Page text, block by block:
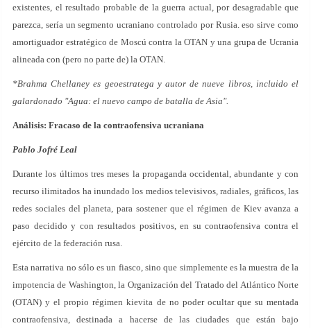
existentes, el resultado probable de la guerra actual, por desagradable que
parezca, sería un segmento ucraniano controlado por Rusia. eso sirve como
amortiguador estratégico de Moscú contra la OTAN y una grupa de Ucrania
alineada con (pero no parte de) la OTAN.
*Brahma Chellaney es geoestratega y autor de nueve libros, incluido el
galardonado "Agua: el nuevo campo de batalla de Asia".
Análisis: Fracaso de la contraofensiva ucraniana
Pablo Jofré Leal
Durante los últimos tres meses la propaganda occidental, abundante y con
recurso ilimitados ha inundado los medios televisivos, radiales, gráficos, las
redes sociales del planeta, para sostener que el régimen de Kiev avanza a
paso decidido y con resultados positivos, en su contraofensiva contra el
ejército de la federación rusa.
Esta narrativa no sólo es un fiasco, sino que simplemente es la muestra de la
impotencia de Washington, la Organización del Tratado del Atlántico Norte
(OTAN) y el propio régimen kievita de no poder ocultar que su mentada
contraofensiva, destinada a hacerse de las ciudades que están bajo